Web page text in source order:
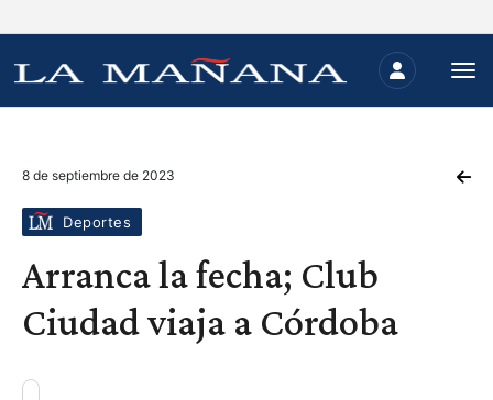
8 de septiembre de 2023
Deportes
Arranca la fecha; Club
Ciudad viaja a Córdoba